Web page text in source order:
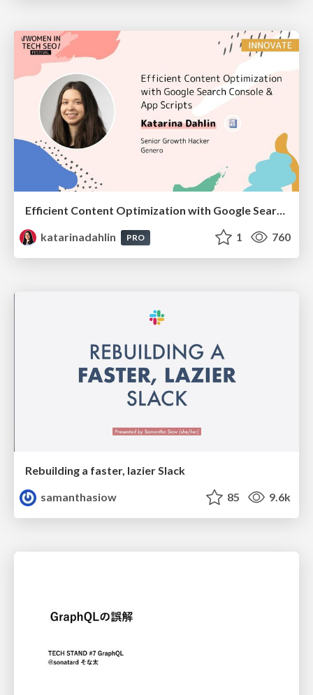
Efficient Content Optimization with Google Search Console & Apps Script
katarinadahlin
PRO 1 760
Rebuilding a faster, lazier Slack
samanthasiow
85 9.6k